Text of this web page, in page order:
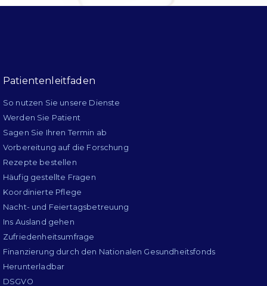
Patientenleitfaden
So nutzen Sie unsere Dienste
Werden Sie Patient
Sagen Sie Ihren Termin ab
Vorbereitung auf die Forschung
Rezepte bestellen
Häufig gestellte Fragen
Koordinierte Pflege
Nacht- und Feiertagsbetreuung
Ins Ausland gehen
Zufriedenheitsumfrage
Finanzierung durch den Nationalen Gesundheitsfonds
Herunterladbar
DSGVO